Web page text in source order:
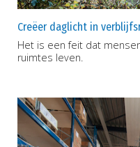
Creëer daglicht in
Het is een feit dat
ruimtes leven.